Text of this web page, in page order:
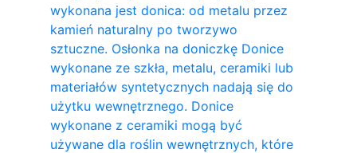
wykonana jest donica: od metalu przez
kamień naturalny po tworzywo
sztuczne. Osłonka na doniczkę Donice
wykonane ze szkła, metalu, ceramiki lub
materiałów syntetycznych nadają się do
użytku wewnętrznego. Donice
wykonane z ceramiki mogą być
używane dla roślin wewnętrznych, które